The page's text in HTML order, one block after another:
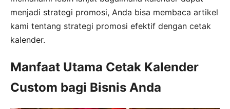
menjadi strategi promosi, Anda bisa membaca artikel
kami tentang strategi promosi efektif dengan cetak
kalender.
Manfaat Utama Cetak Kalender
Custom bagi Bisnis Anda